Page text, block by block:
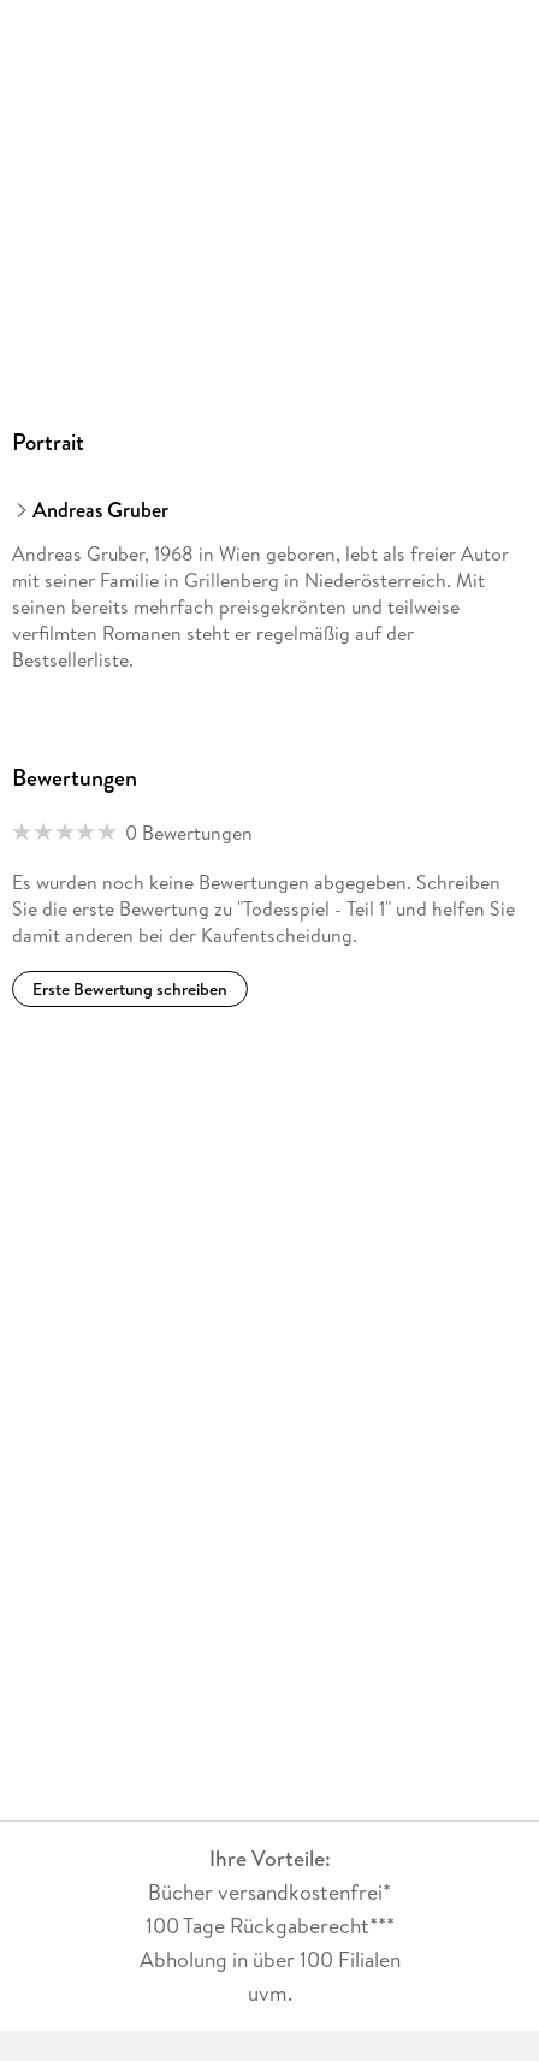
Portrait
Andreas Gruber
Andreas Gruber, 1968 in Wien geboren, lebt als freier Autor
mit seiner Familie in Grillenberg in Niederösterreich. Mit
seinen bereits mehrfach preisgekrönten und teilweise
verfilmten Romanen steht er regelmäßig auf der
Bestsellerliste.
Bewertungen
0 Bewertungen
Es wurden noch keine Bewertungen abgegeben. Schreiben
Sie die erste Bewertung zu "Todesspiel - Teil 1" und helfen Sie
damit anderen bei der Kaufentscheidung.
Erste Bewertung schreiben
Ihre Vorteile:
Bücher versandkostenfrei*
100 Tage Rückgaberecht***
Abholung in über 100 Filialen
uvm.